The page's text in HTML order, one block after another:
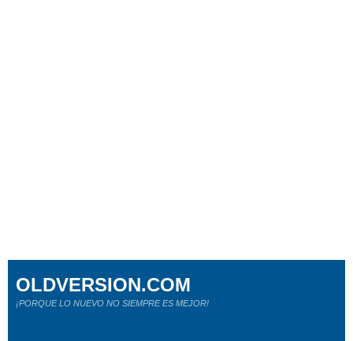
OLDVERSION.COM
¡PORQUE LO NUEVO NO SIEMPRE ES MEJOR!